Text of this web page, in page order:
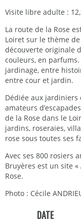
Visite libre adulte :
La route de la Rose
Loiret sur le thème
découverte originale
couleurs, en
jardinage, entre
entre cour et jardin.
Dédiée aux
amateurs
de la Rose dans le
jardins, roseraies,
rose sous toutes ses
Avec ses 800 rosiers
Bruyères est un site
Rose.
Photo : Cécile
DATE